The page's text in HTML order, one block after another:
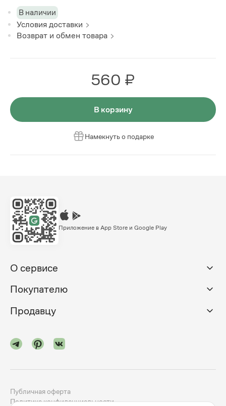
В наличии
Условия доставки
Возврат и обмен товара
560 ₽
В корзину
Намекнуть о подарке
Приложение в App Store и Google Play
О сервисе
Покупателю
Продавцу
Публичная оферта
Политика конфиденциальности